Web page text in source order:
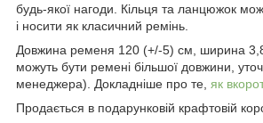
будь-якої нагоди. Кільця та ланцюжок
і носити як класичний ремінь.
Довжина ременя 120 (+/-5) см, ширина
можуть бути ремені більшої довжини,
менеджера). Докладніше про те, як
Продається в подарунковій крафтовій